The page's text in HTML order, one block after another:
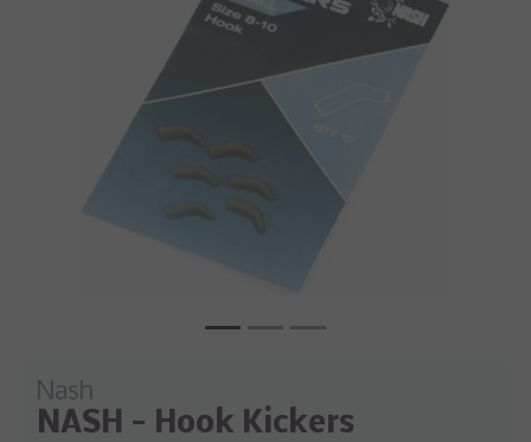
Nash
NASH - Hook Kickers